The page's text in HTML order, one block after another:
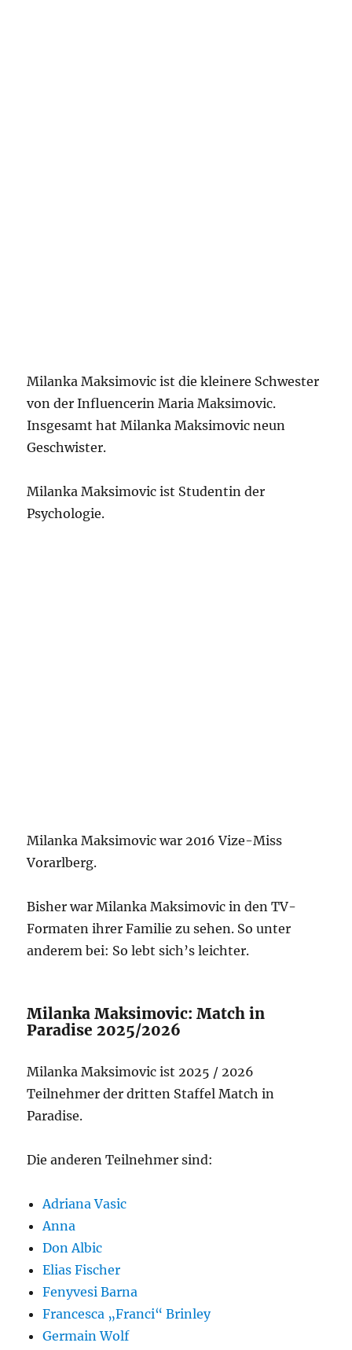
Milanka Maksimovic ist die kleinere Schwester
von der Influencerin Maria Maksimovic.
Insgesamt hat Milanka Maksimovic neun
Geschwister.
Milanka Maksimovic ist Studentin der
Psychologie.
Milanka Maksimovic war 2016 Vize-Miss
Vorarlberg.
Bisher war Milanka Maksimovic in den TV-
Formaten ihrer Familie zu sehen. So unter
anderem bei: So lebt sich’s leichter.
Milanka Maksimovic: Match in
Paradise 2025/2026
Milanka Maksimovic ist 2025 / 2026
Teilnehmer der dritten Staffel Match in
Paradise.
Die anderen Teilnehmer sind:
Adriana Vasic
Anna
Don Albic
Elias Fischer
Fenyvesi Barna
Francesca „Franci“ Brinley
Germain Wolf